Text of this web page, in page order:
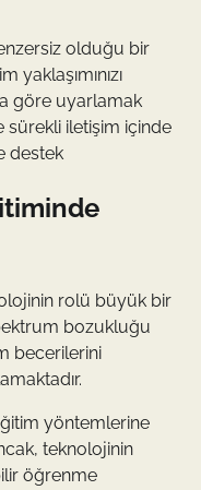
olduğu bir
göre uyarlamak
sürekli iletişim içinde
destek
rolü büyük bir
bozukluğu
becerilerini
yöntemlerine
teknolojinin
öğrenme